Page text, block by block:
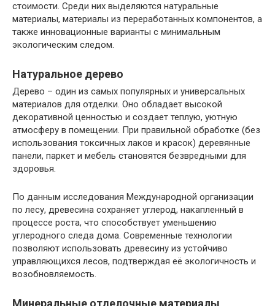
стоимости. Среди них выделяются натуральные
материалы, материалы из переработанных компонентов, а
также инновационные варианты с минимальным
экологическим следом.
Натуральное дерево
Дерево – один из самых популярных и универсальных
материалов для отделки. Оно обладает высокой
декоративной ценностью и создает теплую, уютную
атмосферу в помещении. При правильной обработке (без
использования токсичных лаков и красок) деревянные
панели, паркет и мебель становятся безвредными для
здоровья.
По данным исследования Международной организации
по лесу, древесина сохраняет углерод, накапленный в
процессе роста, что способствует уменьшению
углеродного следа дома. Современные технологии
позволяют использовать древесину из устойчиво
управляющихся лесов, подтверждая её экологичность и
возобновляемость.
Минеральные отделочные материалы